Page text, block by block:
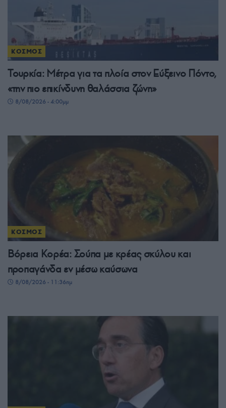
ΚΟΣΜΟΣ
Τουρκία: Μέτρα για τα πλοία στον Εύξεινο Πόντο,
«την πιο επικίνδυνη θαλάσσια ζώνη»
8/08/2026 - 4:00μμ
ΚΟΣΜΟΣ
Βόρεια Κορέα: Σούπα με κρέας σκύλου και
προπαγάνδα εν μέσω καύσωνα
8/08/2026 - 11:36πμ